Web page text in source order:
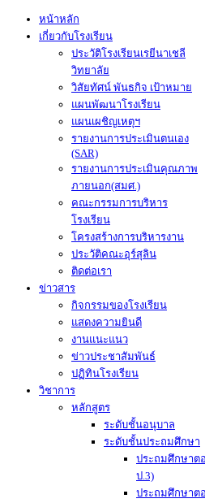
หน้าหลัก
เกี่ยวกับโรงเรียน
ประวัติโรงเรียนเรยีนาเชลี
วิทยาลัย
วิสัยทัศน์ พันธกิจ เป้าหมาย
แผนพัฒนาโรงเรียน
แผนเผชิญเหตุฯ
รายงานการประเมินตนเอง
(SAR)
รายงานการประเมินคุณภาพ
ภายนอก(สมศ.)
คณะกรรมการบริหาร
โรงเรียน
โครงสร้างการบริหารงาน
ประวัติคณะอุร์สุลิน
ติดต่อเรา
ข่าวสาร
กิจกรรมของโรงเรียน
แสดงความยินดี
งานแนะแนว
ข่าวประชาสัมพันธ์
ปฏิทินโรงเรียน
วิชาการ
หลักสูตร
ระดับชั้นอนุบาล
ระดับชั้นประถมศึกษา
ประถมศึกษาต
ป.3)
ประถมศึกษาต